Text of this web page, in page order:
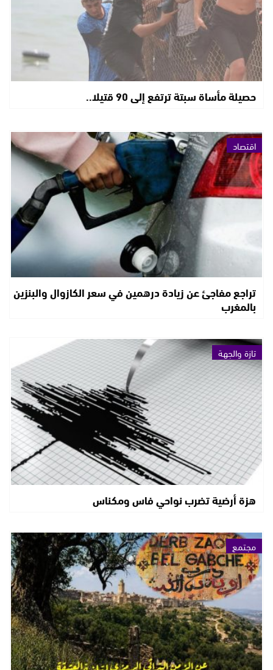
حصيلة مأساة سبتة ترتفع إلى 90 قتيلا..
اقتصاد
تراجع مفاجئ عن زيادة درهمين في سعر الكازوال والبنزين
بالمغرب
تازة والجهة
هزة أرضية تضرب نواحي فاس ومكناس
مجتمع